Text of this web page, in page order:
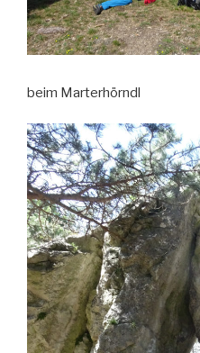
beim Marterhörndl